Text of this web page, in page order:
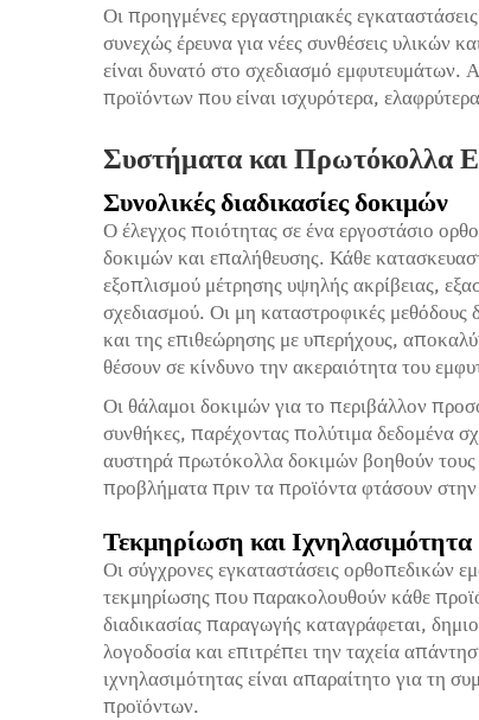
Οι προηγμένες εργαστηριακές
συνεχώς έρευνα για νέες συνθέσεις υλικών
είναι δυνατό στο σχεδιασμό εμφυτευμάτων.
προϊόντων που είναι ισχυρότερα,
Συστήματα και Πρωτόκολλα
Συνολικές διαδικασίες δοκιμών
Ο έλεγχος ποιότητας σε ένα εργοστάσιο
δοκιμών και επαλήθευσης. Κάθε
εξοπλισμού μέτρησης υψηλής ακρίβειας,
σχεδιασμού. Οι μη καταστροφικές
και της επιθεώρησης με υπερήχους,
θέσουν σε κίνδυνο την ακεραιότητα του
Οι θάλαμοι δοκιμών για το περιβάλλον
συνθήκες, παρέχοντας πολύτιμα δεδομένα
αυστηρά πρωτόκολλα δοκιμών βοηθούν τους
προβλήματα πριν τα προϊόντα φτάσουν
Τεκμηρίωση και Ιχνηλασιμότητα
Οι σύγχρονες εγκαταστάσεις ορθοπεδικών
τεκμηρίωσης που παρακολουθούν κάθε
διαδικασίας παραγωγής καταγράφεται,
λογοδοσία και επιτρέπει την ταχεία
ιχνηλασιμότητας είναι απαραίτητο για τη
προϊόντων.